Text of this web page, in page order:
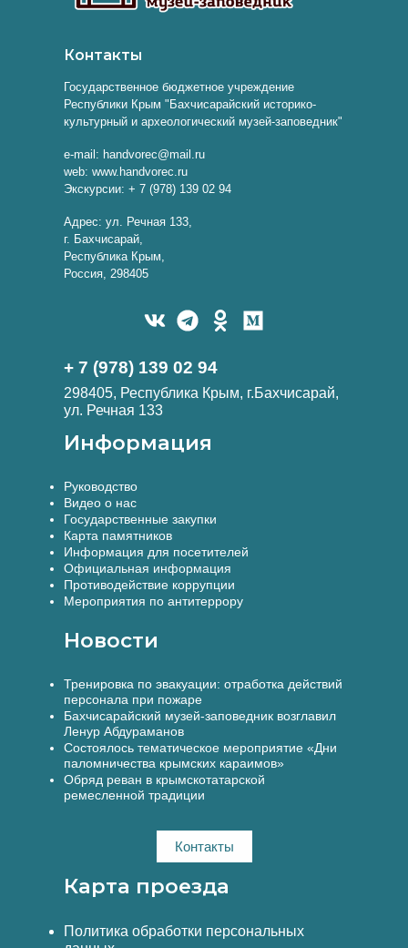
Контакты
Государственное бюджетное учреждение
Республики Крым "Бахчисарайский историко-
культурный и археологический музей-заповедник"
e-mail: handvorec@mail.ru
web: www.handvorec.ru
Экскурсии: + 7 (978) 139 02 94
Адрес: ул. Речная 133,
г. Бахчисарай,
Республика Крым,
Россия, 298405
+ 7 (978) 139 02 94
298405, Республика Крым, г.Бахчисарай,
ул. Речная 133
Информация
Руководство
Видео о нас
Государственные закупки
Карта памятников
Информация для посетителей
Официальная информация
Противодействие коррупции
Мероприятия по антитеррору
Новости
Тренировка по эвакуации: отработка действий
персонала при пожаре
Бахчисарайский музей-заповедник возглавил
Ленур Абдураманов
Состоялось тематическое мероприятие «Дни
паломничества крымских караимов»
Обряд реван в крымскотатарской
ремесленной традиции
Контакты
Карта проезда
Политика обработки персональных